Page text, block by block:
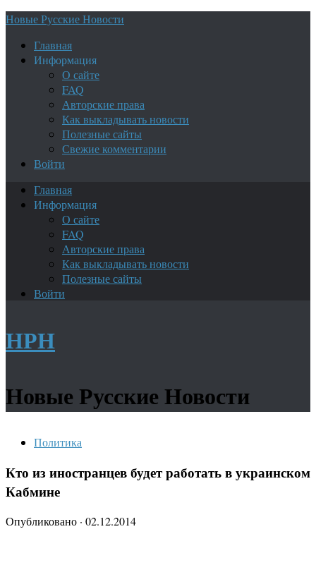
Новые Русские Новости
Главная
Информация
О сайте
FAQ
Авторские права
Как выкладывать новости
Полезные сайты
Свежие комментарии
Войти
Главная
Информация
О сайте
FAQ
Авторские права
Как выкладывать новости
Полезные сайты
Войти
НРН
Новые Русские Новости
Политика
Кто из иностранцев будет работать в украинском
Кабмине
Опубликовано · 02.12.2014